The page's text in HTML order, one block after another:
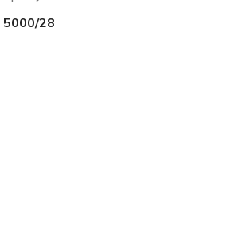
5000/28